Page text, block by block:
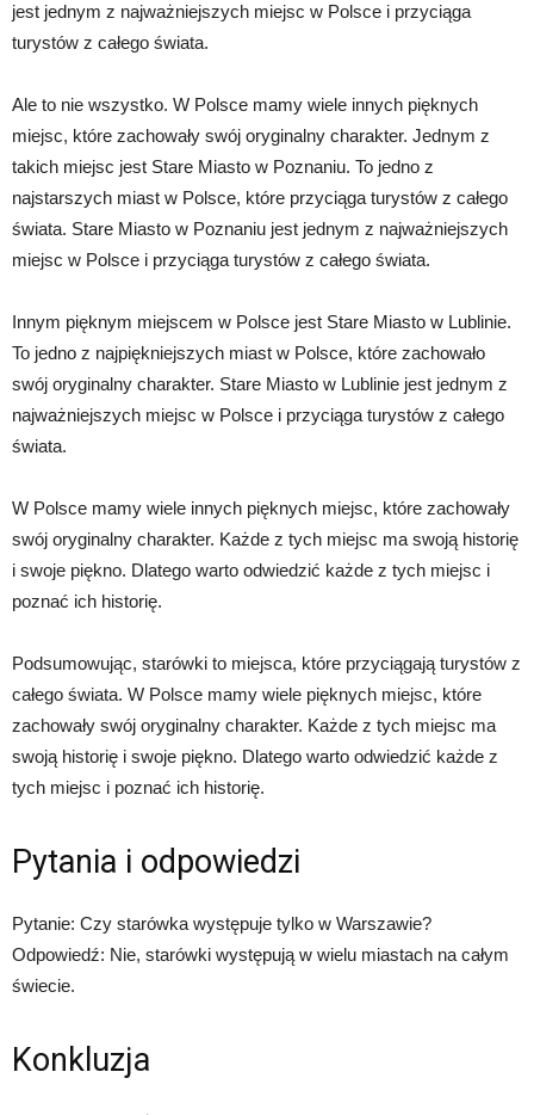
jest jednym z najważniejszych miejsc w Polsce i przyciąga
turystów z całego świata.
Ale to nie wszystko. W Polsce mamy wiele innych pięknych
miejsc, które zachowały swój oryginalny charakter. Jednym z
takich miejsc jest Stare Miasto w Poznaniu. To jedno z
najstarszych miast w Polsce, które przyciąga turystów z całego
świata. Stare Miasto w Poznaniu jest jednym z najważniejszych
miejsc w Polsce i przyciąga turystów z całego świata.
Innym pięknym miejscem w Polsce jest Stare Miasto w Lublinie.
To jedno z najpiękniejszych miast w Polsce, które zachowało
swój oryginalny charakter. Stare Miasto w Lublinie jest jednym z
najważniejszych miejsc w Polsce i przyciąga turystów z całego
świata.
W Polsce mamy wiele innych pięknych miejsc, które zachowały
swój oryginalny charakter. Każde z tych miejsc ma swoją historię
i swoje piękno. Dlatego warto odwiedzić każde z tych miejsc i
poznać ich historię.
Podsumowując, starówki to miejsca, które przyciągają turystów z
całego świata. W Polsce mamy wiele pięknych miejsc, które
zachowały swój oryginalny charakter. Każde z tych miejsc ma
swoją historię i swoje piękno. Dlatego warto odwiedzić każde z
tych miejsc i poznać ich historię.
Pytania i odpowiedzi
Pytanie: Czy starówka występuje tylko w Warszawie?
Odpowiedź: Nie, starówki występują w wielu miastach na całym
świecie.
Konkluzja